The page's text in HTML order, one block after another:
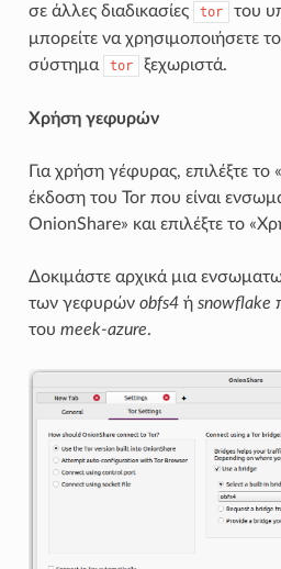
σε άλλες διαδικασίες
tor
του
μπορείτε να χρησιμοποιήσετε
σύστημα
tor ξεχωριστά.
Χρήση γεφυρών
Για χρήση γέφυρας, επιλέξτε το
έκδοση του Tor που είναι
OnionShare» και επιλέξτε το
Δοκιμάστε αρχικά μια
των γεφυρών obfs4ή snowflake
του meek-azure.